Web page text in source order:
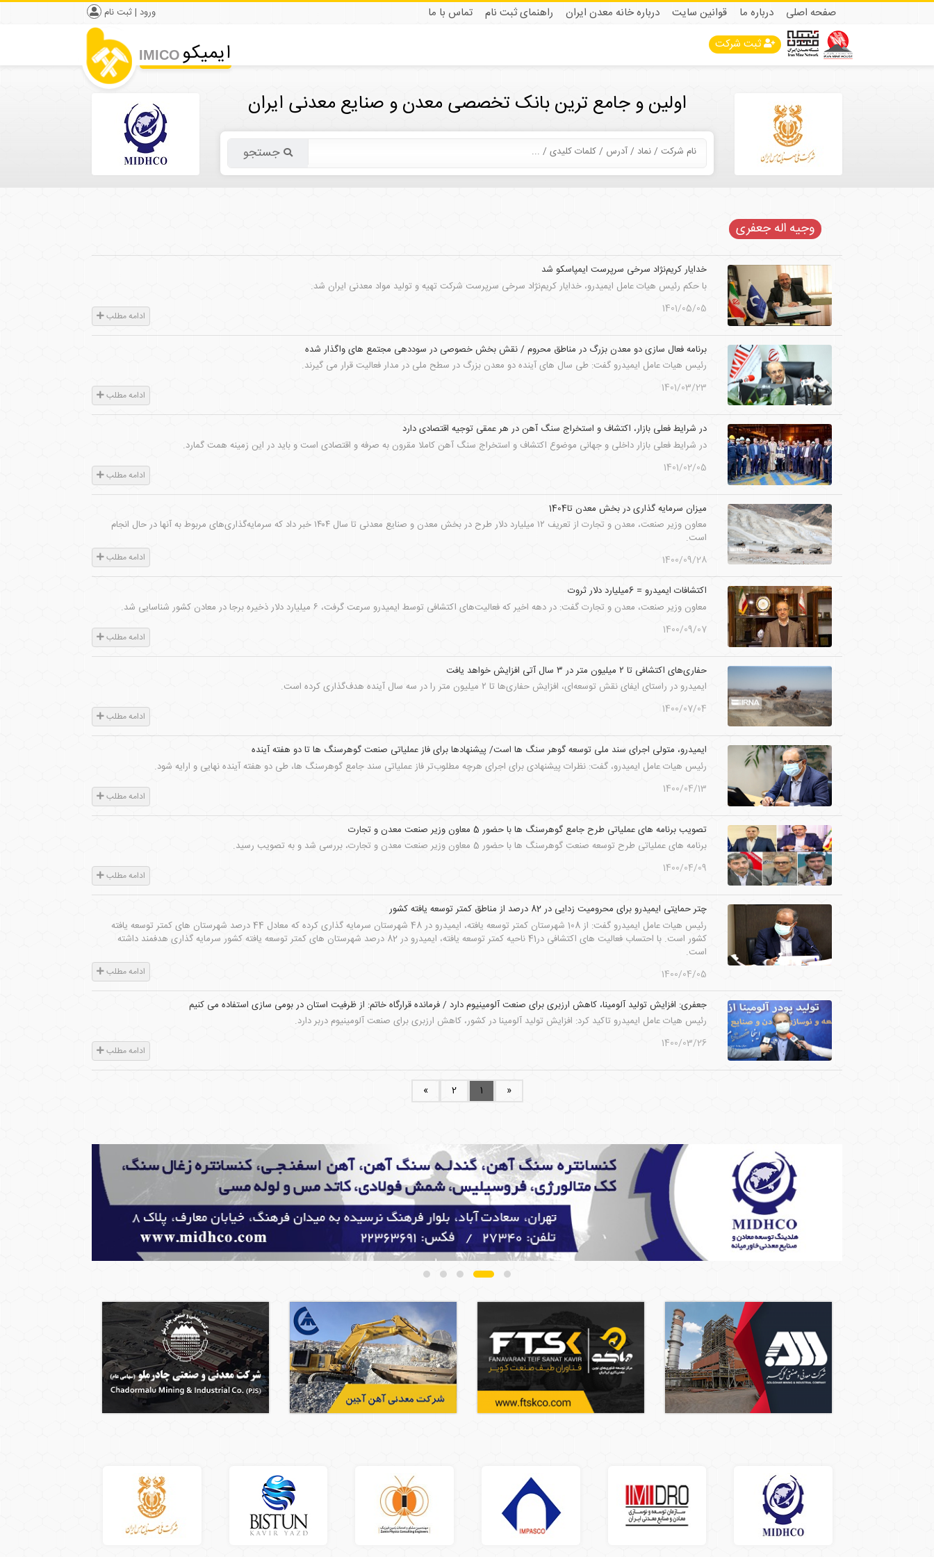
صفحه اصلی درباره ما قوانین سایت درباره خانه معدن ایران راهنمای ثبت نام تماس با ما ورود | ثبت نام
ثبت شرکت ایمیکو IMICO
اولین و جامع ترین بانک تخصصی معدن و صنایع معدنی ایران
جستجو
وجیه اله جعفری
خدایار کریم‌نژاد سرخی سرپرست ایمپاسکو شد
با حکم رئیس هیات عامل ایمیدرو، خدایار کریم‌نژاد سرخی سرپرست شرکت تهیه و تولید مواد معدنی ایران شد.
1401/05/05
ادامه مطلب
برنامه فعال سازی دو معدن بزرگ در مناطق محروم / نقش بخش خصوصی در سوددهی مجتمع های واگذار شده
رئیس هیات عامل ایمیدرو گفت: طی سال های آینده دو معدن بزرگ در سطح ملی در مدار فعالیت قرار می گیرند.
1401/03/23
ادامه مطلب
در شرایط فعلی بازار، اکتشاف و استخراج سنگ آهن در هر عمقی توجیه اقتصادی دارد
در شرایط فعلی بازار داخلی و جهانی موضوع اکتشاف و استخراج سنگ آهن کاملا مقرون به صرفه و اقتصادی است و باید در این زمینه همت گمارد.
1401/02/05
ادامه مطلب
میزان سرمایه گذاری در بخش معدن تا1404
معاون وزیر صنعت، معدن و تجارت از تعریف ۱۲ میلیارد دلار طرح در بخش معدن و صنایع معدنی تا سال ۱۴۰۴ خبر داد که سرمایه‌گذاری‌های مربوط به آنها در حال انجام
است.
1400/09/28
ادامه مطلب
اکتشافات ایمیدرو = 6میلیارد دلار ثروت
معاون وزیر صنعت، معدن و تجارت گفت: در دهه اخیر که فعالیت‌های اکتشافی توسط ایمیدرو سرعت گرفت، ۶ میلیارد دلار ذخیره برجا در معادن کشور شناسایی شد.
1400/09/07
ادامه مطلب
حفاری‌های اکتشافی تا ۲ میلیون متر در ۳ سال آتی افزایش خواهد یافت
ایمیدرو در راستای ایفای نقش توسعه‌ای، افزایش حفاری‌ها تا ۲ میلیون متر را در سه سال آینده هدف‌گذاری کرده است.
1400/07/04
ادامه مطلب
ایمیدرو، متولی اجرای سند ملی توسعه گوهر سنگ ها است/ پیشنهادها برای فاز عملیاتی صنعت گوهرسنگ ها تا دو هفته آینده
رئیس هیات عامل ایمیدرو، گفت: نظرات پیشنهادی برای اجرای هرچه مطلوب‌تر فاز عملیاتی سند جامع گوهرسنگ ها، طی دو هفته آینده نهایی و ارایه شود.
1400/04/13
ادامه مطلب
تصویب برنامه های عملیاتی طرح جامع گوهرسنگ ها با حضور 5 معاون وزیر صنعت معدن و تجارت
برنامه های عملیاتی طرح توسعه صنعت گوهرسنگ ها با حضور 5 معاون وزیر صنعت معدن و تجارت، بررسی شد و به تصویب رسید.
1400/04/09
ادامه مطلب
چتر حمایتی ایمیدرو برای محرومیت زدایی در 82 درصد از مناطق کمتر توسعه یافته کشور
رئیس هیات عامل ایمیدرو گفت: از 108 شهرستان کمتر توسعه یافته، ایمیدرو در 48 شهرستان سرمایه گذاری کرده که معادل 44 درصد شهرستان های کمتر توسعه یافته
کشور است. با احتساب فعالیت های اکتشافی در41 ناحیه کمتر توسعه یافته، ایمیدرو در 82 درصد شهرستان های کمتر توسعه یافته کشور سرمایه گذاری هدفمند داشته
است.
1400/04/05
ادامه مطلب
جعفری: افزایش تولید آلومینا، کاهش ارزبری برای صنعت آلومینیوم دارد / فرمانده قرارگاه خاتم: از ظرفیت استان در بومی سازی استفاده می کنیم
رئیس هیات عامل ایمیدرو تاکید کرد: افزایش تولید آلومینا در کشور، کاهش ارزبری برای صنعت آلومینیوم دربر دارد.
1400/03/26
ادامه مطلب
«
1
2
»